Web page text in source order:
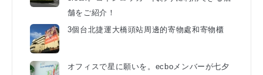
舗をご紹介！
3個台北捷運大橋頭站周邊的寄物處和寄物櫃
オフィスで星に願いを。ecboメンバーが七夕